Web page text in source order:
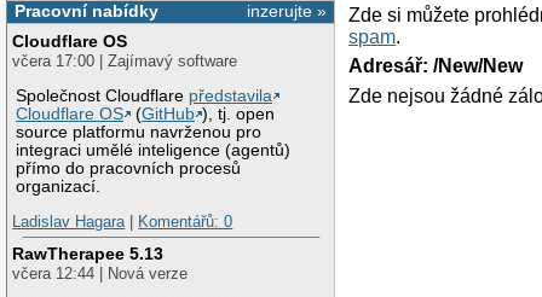
inzerujte »
Pracovní nabídky
Cloudflare OS
včera 17:00 | Zajímavý software
Společnost Cloudflare představila
Cloudflare OS
(GitHub ), tj. open
source platformu navrženou pro
integraci umělé inteligence (agentů)
přímo do pracovních procesů
organizací.
Ladislav Hagara| Komentářů: 0
RawTherapee 5.13
včera 12:44 | Nová verze
Zde si můžete
spam.
Adresář: /New/New
Zde nejsou žádné